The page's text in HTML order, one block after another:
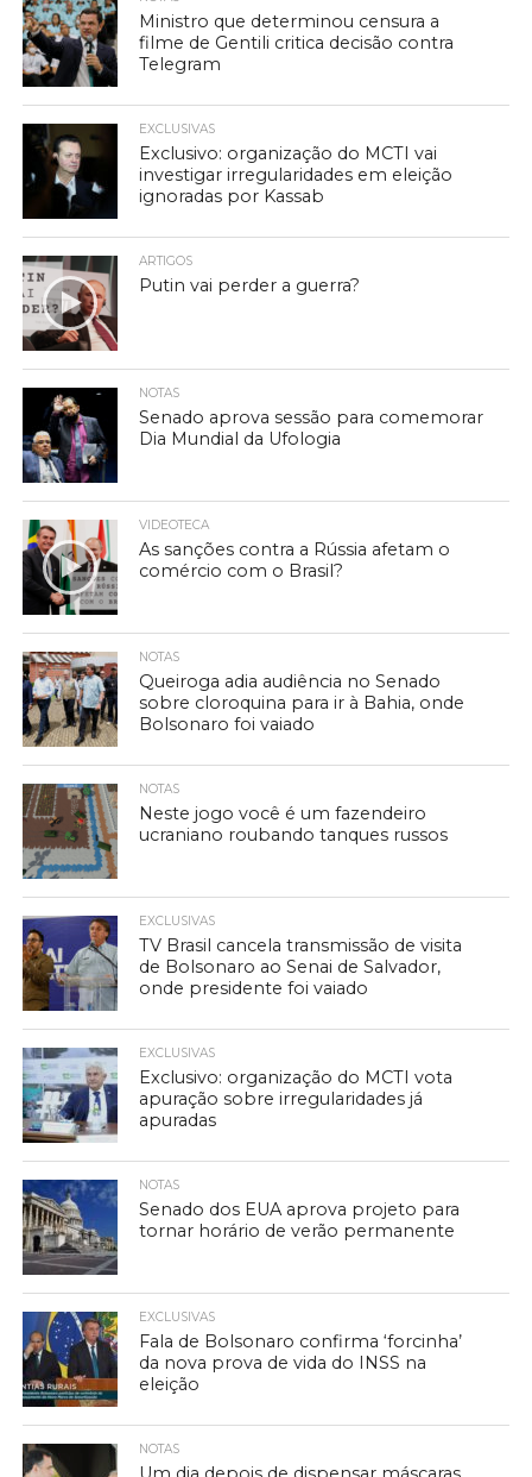
Ministro que determinou censura a
filme de Gentili critica decisão contra
Telegram
EXCLUSIVAS
Exclusivo: organização do MCTI vai
investigar irregularidades em eleição
ignoradas por Kassab
ARTIGOS
Putin vai perder a guerra?
NOTAS
Senado aprova sessão para comemorar
Dia Mundial da Ufologia
VIDEOTECA
As sanções contra a Rússia afetam o
comércio com o Brasil?
NOTAS
Queiroga adia audiência no Senado
sobre cloroquina para ir à Bahia, onde
Bolsonaro foi vaiado
NOTAS
Neste jogo você é um fazendeiro
ucraniano roubando tanques russos
EXCLUSIVAS
TV Brasil cancela transmissão de visita
de Bolsonaro ao Senai de Salvador,
onde presidente foi vaiado
EXCLUSIVAS
Exclusivo: organização do MCTI vota
apuração sobre irregularidades já
apuradas
NOTAS
Senado dos EUA aprova projeto para
tornar horário de verão permanente
EXCLUSIVAS
Fala de Bolsonaro confirma ‘forcinha’
da nova prova de vida do INSS na
eleição
NOTAS